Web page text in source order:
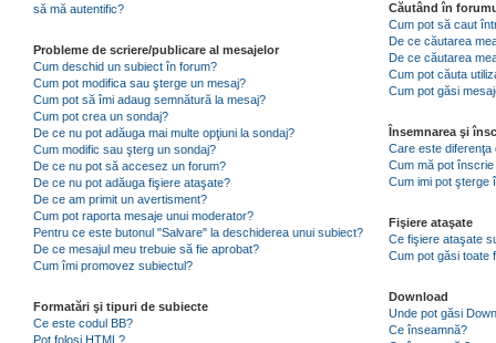
să mă autentific?
Probleme de scriere/publicare al mesajelor
Cum deschid un subiect în forum?
Cum pot modifica sau şterge un mesaj?
Cum pot să îmi adaug semnătură la mesaj?
Cum pot crea un sondaj?
De ce nu pot adăuga mai multe opţiuni la sondaj?
Cum modific sau şterg un sondaj?
De ce nu pot să accesez un forum?
De ce nu pot adăuga fişiere ataşate?
De ce am primit un avertisment?
Cum pot raporta mesaje unui moderator?
Pentru ce este butonul "Salvare" la deschiderea unui subiect?
De ce mesajul meu trebuie să fie aprobat?
Cum îmi promovez subiectul?
Formatări şi tipuri de subiecte
Ce este codul BB?
Pot folosi HTML?
Căutând în
Cum pot să caut
De ce căutarea
De ce căutarea
Cum pot căuta
Cum pot găsi
Însemnarea şi
Care este
Cum mă pot
Cum imi pot şterge
Fişiere ataşate
Ce fişiere ataşate
Cum pot găsi toate
Download
Unde pot găsi
Ce înseamnă?